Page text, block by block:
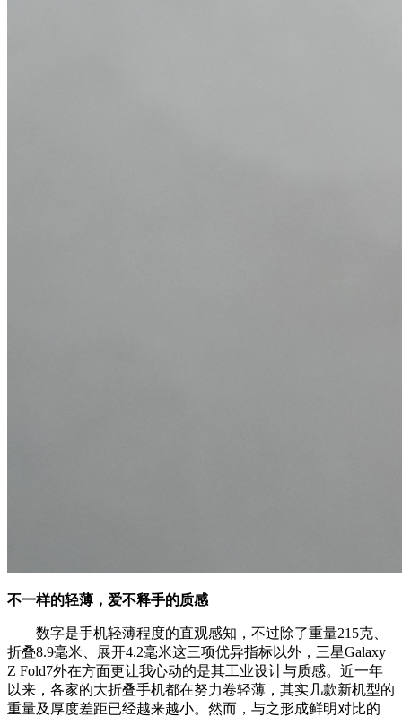
不一样的轻薄，爱不释手的质感
数字是手机轻薄程度的直观感知，不过除了重量215克、
折叠8.9毫米、展开4.2毫米这三项优异指标以外，三星Galaxy
Z Fold7外在方面更让我心动的是其工业设计与质感。近一年
以来，各家的大折叠手机都在努力卷轻薄，其实几款新机型的
重量及厚度差距已经越来越小。然而，与之形成鲜明对比的